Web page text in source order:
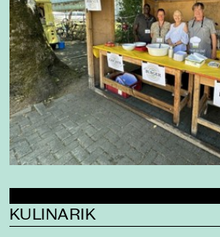
KULINARIK